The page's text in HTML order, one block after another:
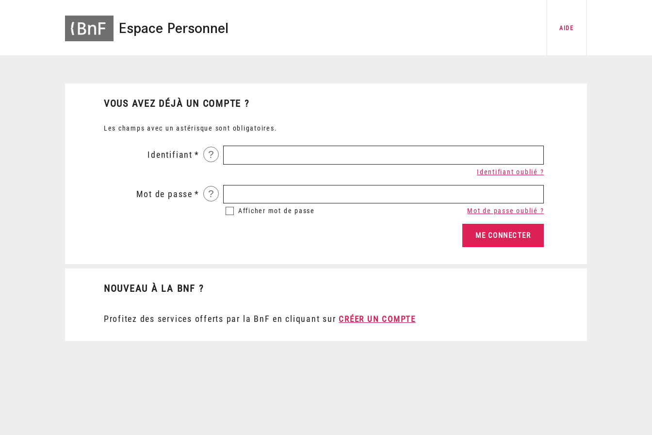
Espace Personnel AIDE
VOUS AVEZ DÉJÀ UN COMPTE ?
Les champs avec un astérisque sont obligatoires.
Identifiant ?
Identifiant oublié ?
Mot de passe ?
Afficher mot de passe Mot de passe oublié ?
NOUVEAU À LA BNF ?
Profitez des services offerts par la BnF en cliquant sur CRÉER UN COMPTE